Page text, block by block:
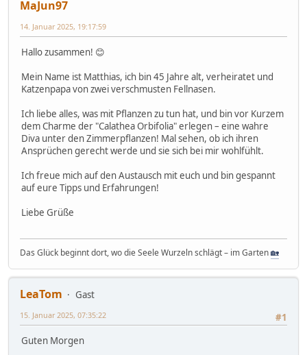
MaJun97
14. Januar 2025, 19:17:59
Hallo zusammen! 😊
Mein Name ist Matthias, ich bin 45 Jahre alt, verheiratet und
Katzenpapa von zwei verschmusten Fellnasen.
Ich liebe alles, was mit Pflanzen zu tun hat, und bin vor Kurzem
dem Charme der "Calathea Orbifolia" erlegen – eine wahre
Diva unter den Zimmerpflanzen! Mal sehen, ob ich ihren
Ansprüchen gerecht werde und sie sich bei mir wohlfühlt.
Ich freue mich auf den Austausch mit euch und bin gespannt
auf eure Tipps und Erfahrungen!
Liebe Grüße
Das Glück beginnt dort, wo die Seele Wurzeln schlägt – im Garten🏡
LeaTom
Gast
#1
15. Januar 2025, 07:35:22
Guten Morgen